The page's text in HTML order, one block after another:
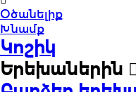
Օծանելիք
Խնամք
Կոշիկ
Երեխաներին